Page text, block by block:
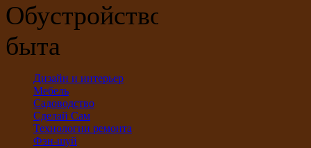
Обустройство
быта
Дизайн и интерьер
Мебель
Садоводство
Сделай Сам
Технологии ремонта
Фэн-шуй